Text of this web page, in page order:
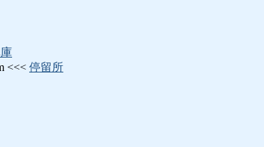
<<< 停留所